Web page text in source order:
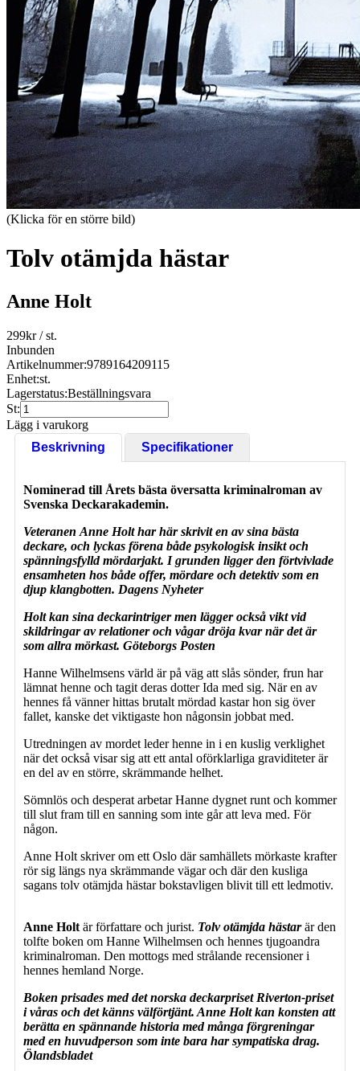
(Klicka för en större bild)
Tolv otämjda hästar
Anne Holt
299kr/ st.
Inbunden
Artikelnummer:9789164209115
Enhet:st.
Lagerstatus:Beställningsvara
St:
Lägg i varukorg
Beskrivning
Specifikationer
Nominerad till Årets bästa översatta kriminalroman av
Svenska Deckarakademin.
Veteranen Anne Holt har här skrivit en av sina bästa
deckare, och lyckas förena både psykologisk insikt och
spänningsfylld mördarjakt. I grunden ligger den förtvivlade
ensamheten hos både offer, mördare och detektiv som en
djup klangbotten. Dagens Nyheter
Holt kan sina deckarintriger men lägger också vikt vid
skildringar av relationer och vågar dröja kvar när det är
som allra mörkast. Göteborgs Posten
Hanne Wilhelmsens värld är på väg att slås sönder, frun har
lämnat henne och tagit deras dotter Ida med sig. När en av
hennes få vänner hittas brutalt mördad kastar hon sig över
fallet, kanske det viktigaste hon någonsin jobbat med.
Utredningen av mordet leder henne in i en kuslig verklighet
när det också visar sig att ett antal oförklarliga graviditeter är
en del av en större, skrämmande helhet.
Sömnlös och desperat arbetar Hanne dygnet runt och kommer
till slut fram till en sanning som inte går att leva med. För
någon.
Anne Holt skriver om ett Oslo där samhällets mörkaste krafter
rör sig längs nya skrämmande vägar och där den kusliga
sagans tolv otämjda hästar bokstavligen blivit till ett ledmotiv.
Anne Holt är författare och jurist. Tolv otämjda hästarär den
tolfte boken om Hanne Wilhelmsen och hennes tjugoandra
kriminalroman. Den mottogs med strålande recensioner i
hennes hemland Norge.
Boken prisades med det norska deckarpriset Riverton-priset
i våras och det känns välförtjänt. Anne Holt kan konsten att
berätta en spännande historia med många förgreningar
med en huvudperson som inte bara har sympatiska drag.
Ölandsbladet